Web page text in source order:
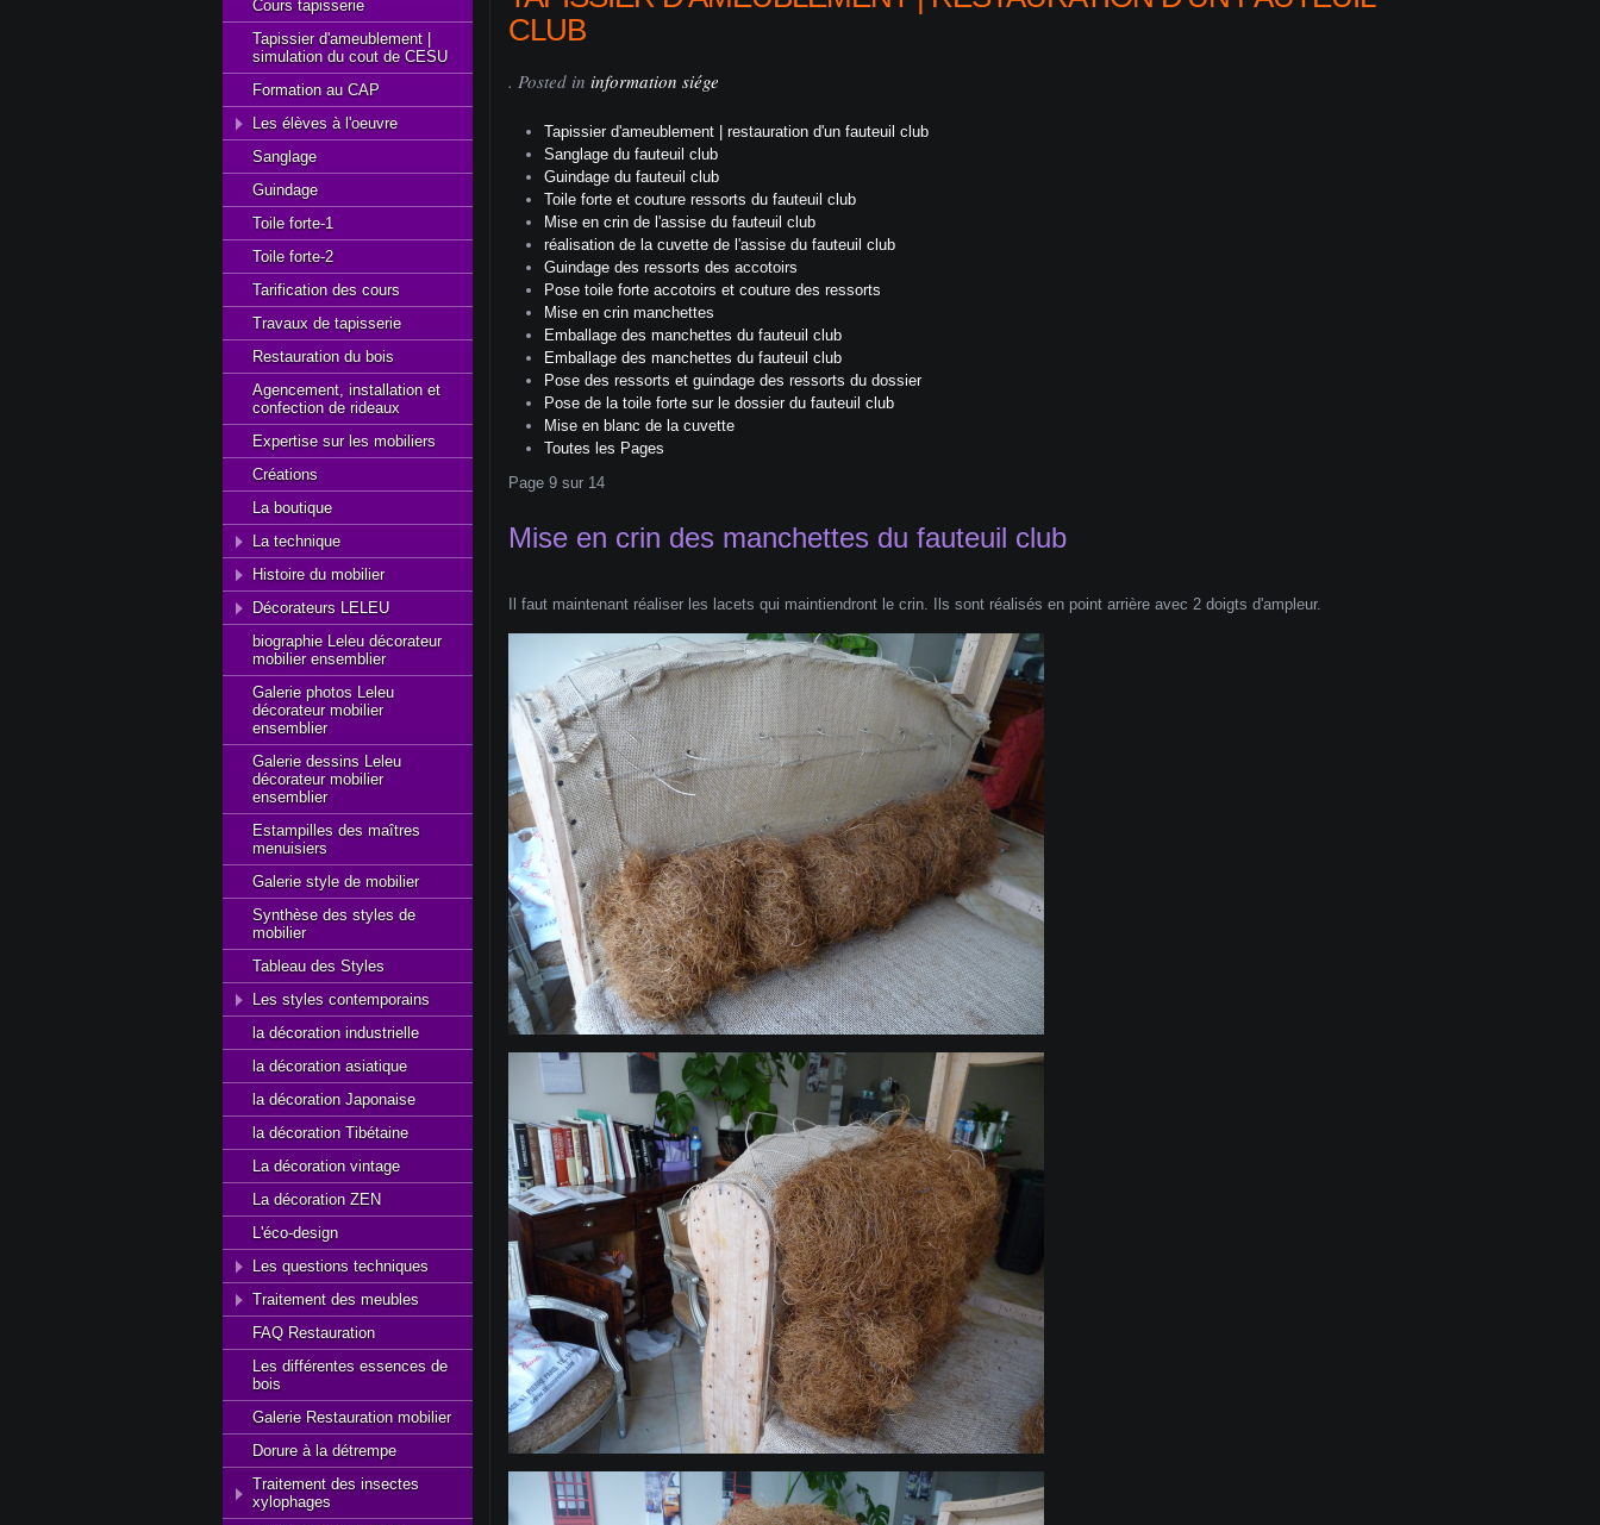
CLUB
. Posted in information siége
Tapissier d'ameublement | restauration d'un fauteuil club
Sanglage du fauteuil club
Guindage du fauteuil club
Toile forte et couture ressorts du fauteuil club
Mise en crin de l'assise du fauteuil club
réalisation de la cuvette de l'assise du fauteuil club
Guindage des ressorts des accotoirs
Pose toile forte accotoirs et couture des ressorts
Mise en crin manchettes
Emballage des manchettes du fauteuil club
Emballage des manchettes du fauteuil club
Pose des ressorts et guindage des ressorts du dossier
Pose de la toile forte sur le dossier du fauteuil club
Mise en blanc de la cuvette
Toutes les Pages
Page 9 sur 14
Mise en crin des manchettes du fauteuil club
Il faut maintenant réaliser les lacets qui maintiendront le crin. Ils sont réalisés en point arrière avec 2 doigts d'ampleur.
Cours tapisserie
Tapissier d'ameublement |
simulation du cout de CESU
Formation au CAP
Les élèves à l'oeuvre
Sanglage
Guindage
Toile forte-1
Toile forte-2
Tarification des cours
Travaux de tapisserie
Restauration du bois
Agencement, installation et
confection de rideaux
Expertise sur les mobiliers
Créations
La boutique
La technique
Histoire du mobilier
Décorateurs LELEU
biographie Leleu décorateur
mobilier ensemblier
Galerie photos Leleu
décorateur mobilier
ensemblier
Galerie dessins Leleu
décorateur mobilier
ensemblier
Estampilles des maîtres
menuisiers
Galerie style de mobilier
Synthèse des styles de
mobilier
Tableau des Styles
Les styles contemporains
la décoration industrielle
la décoration asiatique
la décoration Japonaise
la décoration Tibétaine
La décoration vintage
La décoration ZEN
L'éco-design
Les questions techniques
Traitement des meubles
FAQ Restauration
Les différentes essences de
bois
Galerie Restauration mobilier
Dorure à la détrempe
Traitement des insectes
xylophages